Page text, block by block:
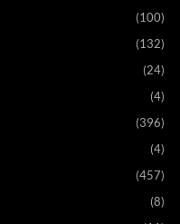
(100)
(132)
(24)
(4)
(396)
(4)
(457)
(8)